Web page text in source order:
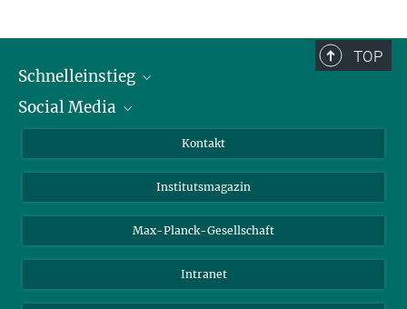
TOP
Schnelleinstieg
Alumni
Fördernde
Schulen
Studierende
Social Media
Bluesky
Facebook
YouTube
Kontakt
Institutsmagazin
Max-Planck-Gesellschaft
Intranet